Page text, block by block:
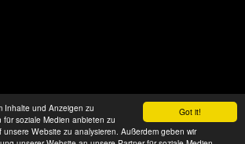
Got it!
Inhalte und Anzeigen zu
soziale Medien anbieten zu
Website zu analysieren. Außerdem geben wir